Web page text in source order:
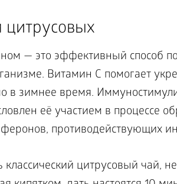
цитрусовых
— это эффективный способ
Витамин С помогает
в зимнее время.
её участием в процессе
противодействующих
классический цитрусовый чай,